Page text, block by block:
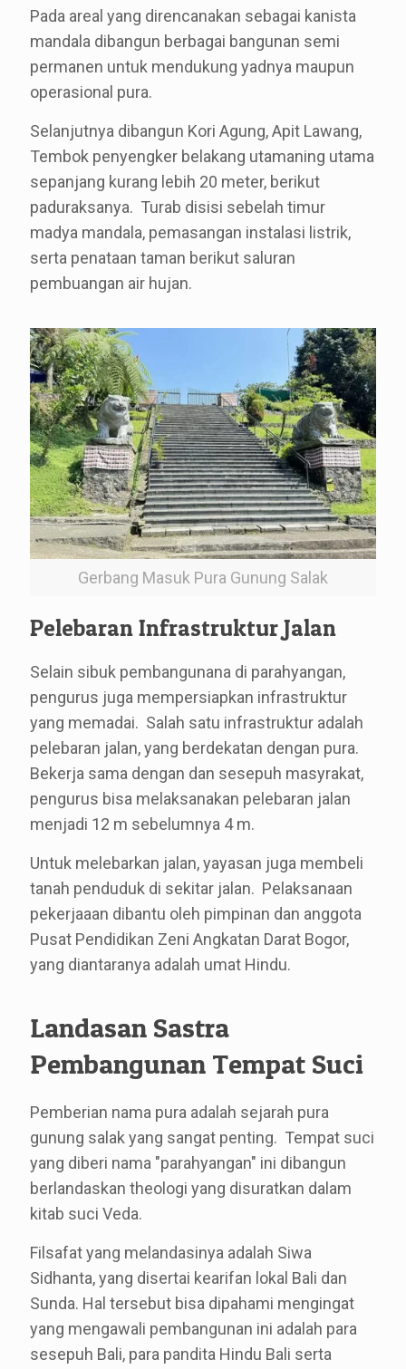
Pada areal yang direncanakan sebagai kanista
mandala dibangun berbagai bangunan semi
permanen untuk mendukung yadnya maupun
operasional pura.
Selanjutnya dibangun Kori Agung, Apit Lawang,
Tembok penyengker belakang utamaning utama
sepanjang kurang lebih 20 meter, berikut
paduraksanya. Turab disisi sebelah timur
madya mandala, pemasangan instalasi listrik,
serta penataan taman berikut saluran
pembuangan air hujan.
Gerbang Masuk Pura Gunung Salak
Pelebaran Infrastruktur Jalan
Selain sibuk pembangunana di parahyangan,
pengurus juga mempersiapkan infrastruktur
yang memadai. Salah satu infrastruktur adalah
pelebaran jalan, yang berdekatan dengan pura.
Bekerja sama dengan dan sesepuh masyrakat,
pengurus bisa melaksanakan pelebaran jalan
menjadi 12 m sebelumnya 4 m.
Untuk melebarkan jalan, yayasan juga membeli
tanah penduduk di sekitar jalan. Pelaksanaan
pekerjaaan dibantu oleh pimpinan dan anggota
Pusat Pendidikan Zeni Angkatan Darat Bogor,
yang diantaranya adalah umat Hindu.
Landasan Sastra
Pembangunan Tempat Suci
Pemberian nama pura adalah sejarah pura
gunung salak yang sangat penting. Tempat suci
yang diberi nama "parahyangan" ini dibangun
berlandaskan theologi yang disuratkan dalam
kitab suci Veda.
Filsafat yang melandasinya adalah Siwa
Sidhanta, yang disertai kearifan lokal Bali dan
Sunda. Hal tersebut bisa dipahami mengingat
yang mengawali pembangunan ini adalah para
sesepuh Bali, para pandita Hindu Bali serta